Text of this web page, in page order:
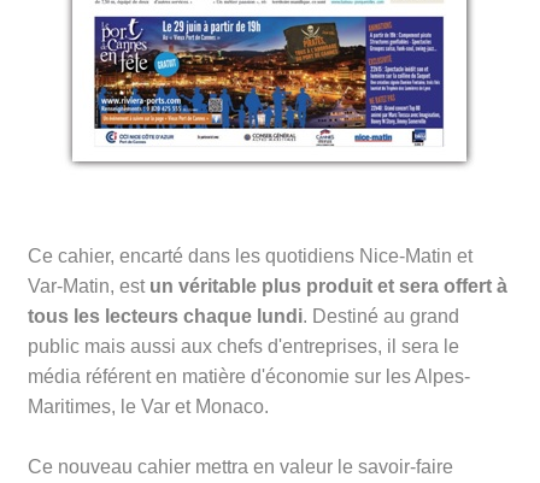
Ce cahier, encarté dans les quotidiens Nice-Matin et
Var-Matin, est un véritable plus produit et sera offert à
tous les lecteurs chaque lundi. Destiné au grand
public mais aussi aux chefs d'entreprises, il sera le
média référent en matière d'économie sur les Alpes-
Maritimes, le Var et Monaco.
Ce nouveau cahier mettra en valeur le savoir-faire